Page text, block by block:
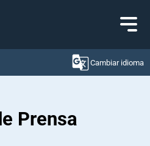
al contenido
Cambiar idioma
Prensa